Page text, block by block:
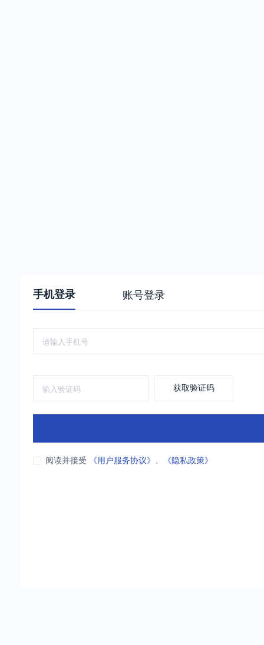
手机登录 账号登录
获取验证码
阅读并接受 《用户服务协议》 、 《隐私政策》